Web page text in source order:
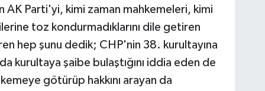
AK Parti'yi, kimi zaman mahkemeleri, kimi
toz kondurmadıklarını dile getiren
hep şunu dedik; CHP'nin 38. kurultayına
kurultaya şaibe bulaştığını iddia eden de
götürüp hakkını arayan da